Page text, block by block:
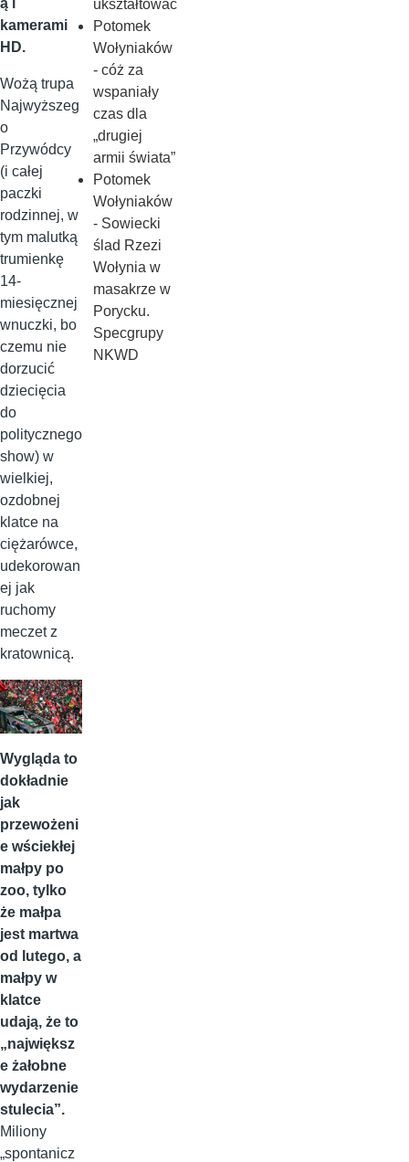
ą i
kamerami
HD.
Wożą trupa
Najwyższeg
o
Przywódcy
(i całej
paczki
rodzinnej, w
tym malutką
trumienkę
14-
miesięcznej
wnuczki, bo
czemu nie
dorzucić
dziecięcia
do
politycznego
show) w
wielkiej,
ozdobnej
klatce na
ciężarówce,
udekorowan
ej jak
ruchomy
meczet z
kratownicą.
Wygląda to
dokładnie
jak
przewożeni
e wściekłej
małpy po
zoo, tylko
że małpa
jest martwa
od lutego, a
małpy w
klatce
udają, że to
„największ
e żałobne
wydarzenie
stulecia”.
Miliony
„spontanicz
ukształtować
Potomek
Wołyniaków
- cóż za
wspaniały
czas dla
„drugiej
armii świata”
Potomek
Wołyniaków
- Sowiecki
ślad Rzezi
Wołynia w
masakrze w
Porycku.
Specgrupy
NKWD